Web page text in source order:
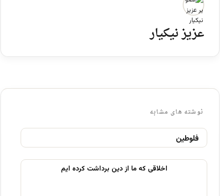
عزیز نیکیار
نوشته های مشابه
فلوطین